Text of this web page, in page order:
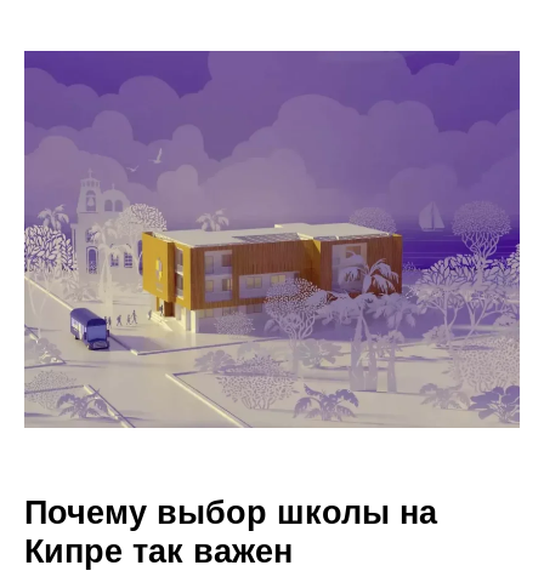
Почему выбор школы на
Кипре так важен